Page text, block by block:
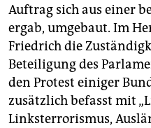
Auftrag sich aus einer
ergab, umgebaut. Im
Friedrich die
Beteiligung des
den Protest einiger
zusätzlich befasst mit
Linksterrorismus,